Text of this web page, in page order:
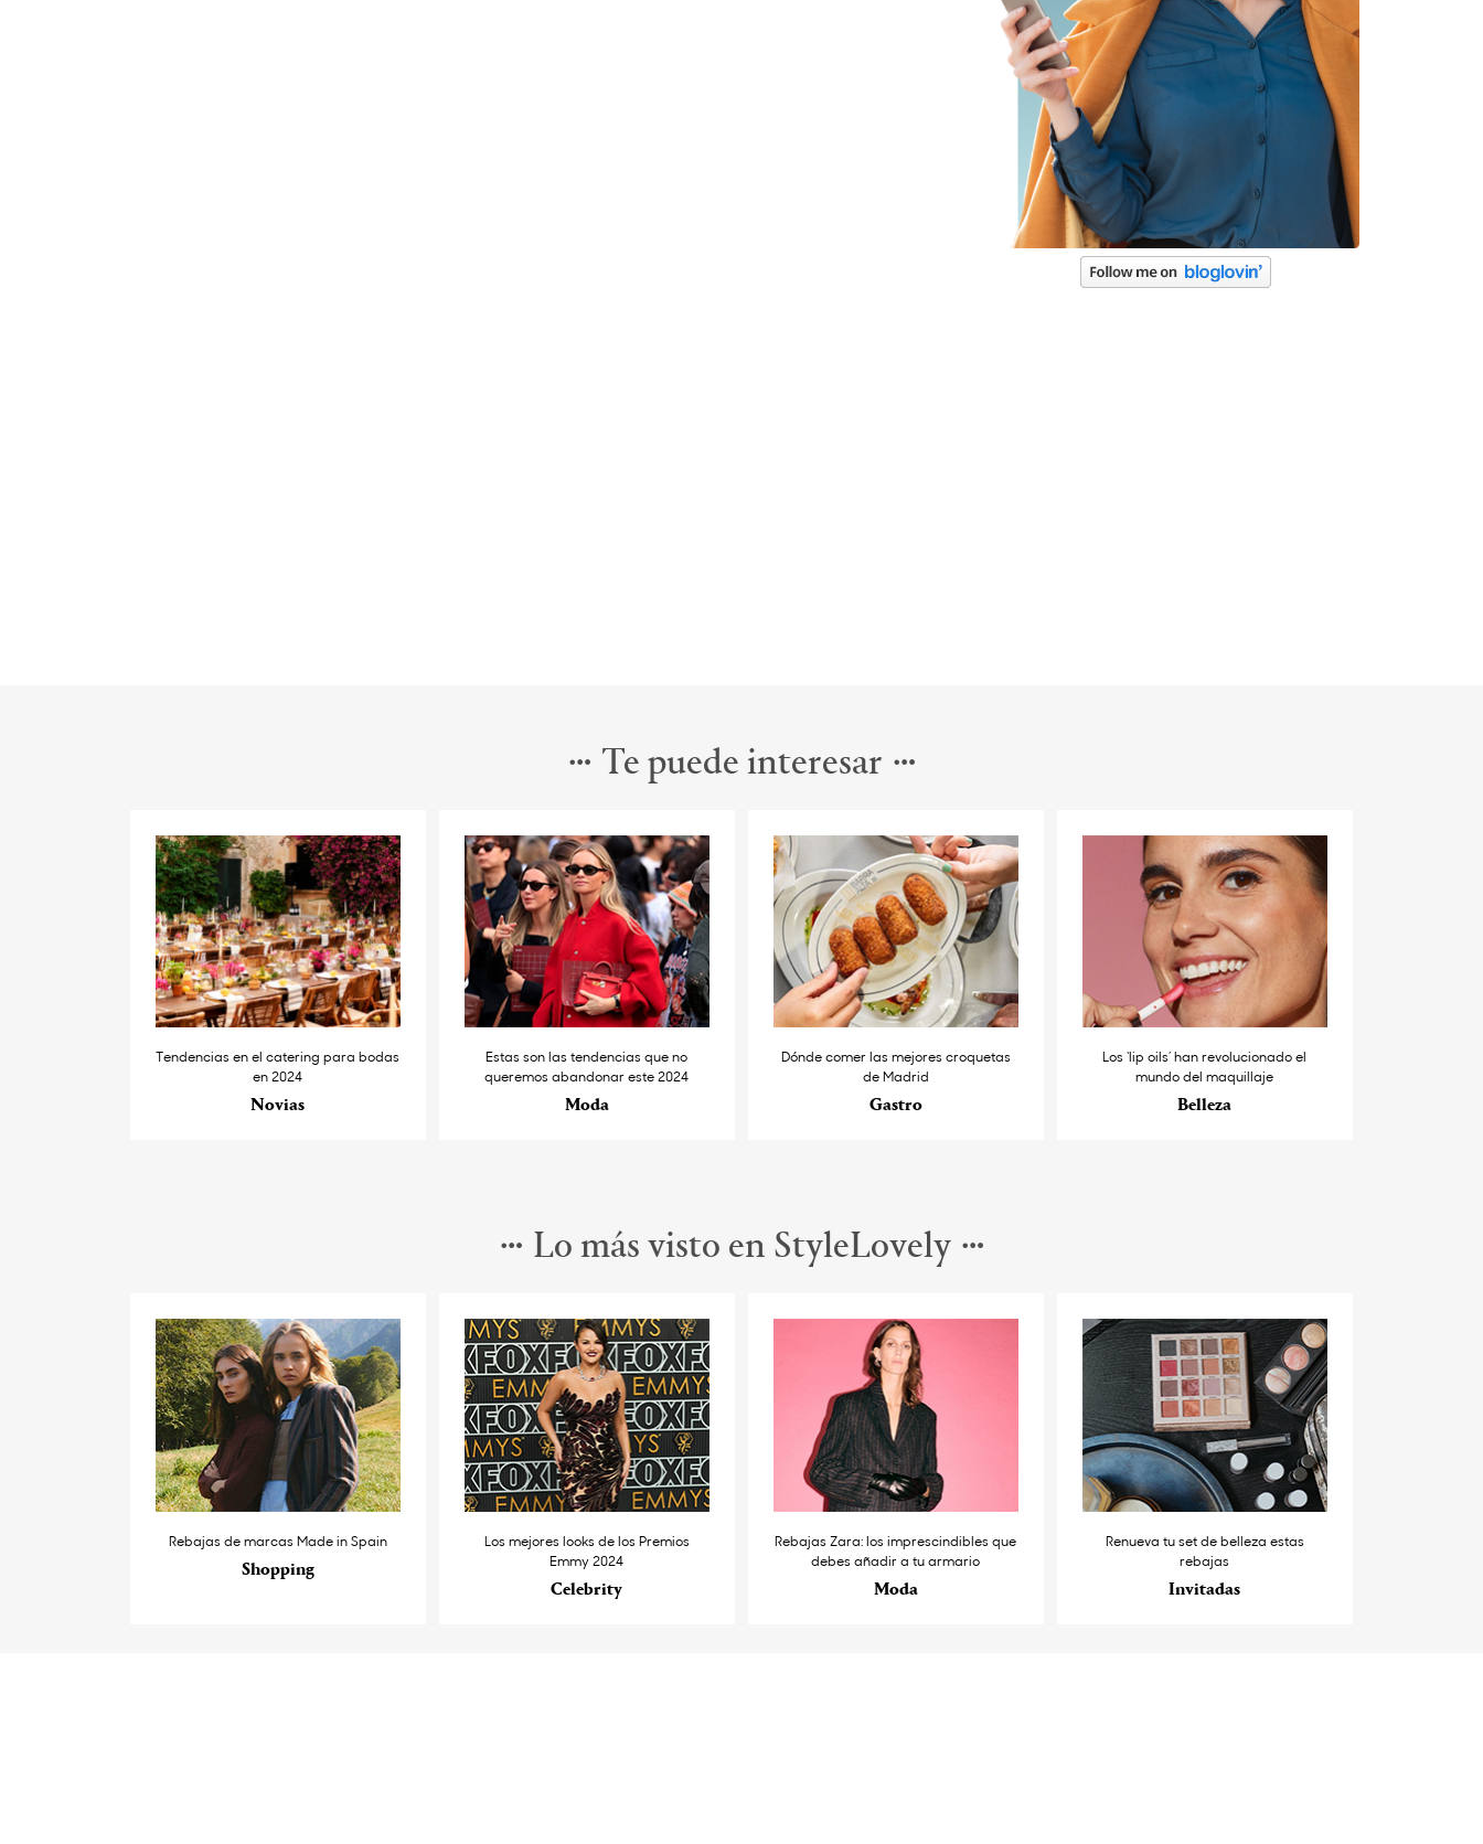
Te puede interesar
Tendencias en el catering para bodas
en 2024
Novias
Estas son las tendencias que no
queremos abandonar este 2024
Moda
Dónde comer las mejores croquetas
de Madrid
Gastro
Los ‘lip oils’ han revolucionado el
mundo del maquillaje
Belleza
Lo más visto en StyleLovely
Rebajas de marcas Made in Spain
Shopping
Los mejores looks de los Premios
Emmy 2024
Celebrity
Rebajas Zara: los imprescindibles que
debes añadir a tu armario
Moda
Renueva tu set de belleza estas
rebajas
Invitadas